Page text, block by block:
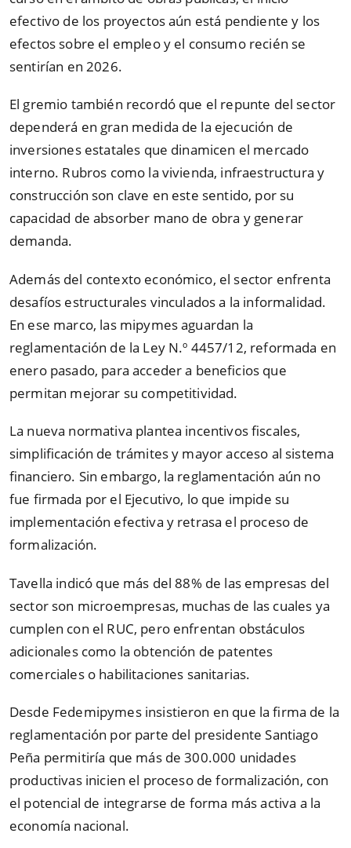
efectivo de los proyectos aún está pendiente y los
efectos sobre el empleo y el consumo recién se
sentirían en 2026.
El gremio también recordó que el repunte del sector
dependerá en gran medida de la ejecución de
inversiones estatales que dinamicen el mercado
interno. Rubros como la vivienda, infraestructura y
construcción son clave en este sentido, por su
capacidad de absorber mano de obra y generar
demanda.
Además del contexto económico, el sector enfrenta
desafíos estructurales vinculados a la informalidad.
En ese marco, las mipymes aguardan la
reglamentación de la Ley N.º 4457/12, reformada en
enero pasado, para acceder a beneficios que
permitan mejorar su competitividad.
La nueva normativa plantea incentivos fiscales,
simplificación de trámites y mayor acceso al sistema
financiero. Sin embargo, la reglamentación aún no
fue firmada por el Ejecutivo, lo que impide su
implementación efectiva y retrasa el proceso de
formalización.
Tavella indicó que más del 88% de las empresas del
sector son microempresas, muchas de las cuales ya
cumplen con el RUC, pero enfrentan obstáculos
adicionales como la obtención de patentes
comerciales o habilitaciones sanitarias.
Desde Fedemipymes insistieron en que la firma de la
reglamentación por parte del presidente Santiago
Peña permitiría que más de 300.000 unidades
productivas inicien el proceso de formalización, con
el potencial de integrarse de forma más activa a la
economía nacional.